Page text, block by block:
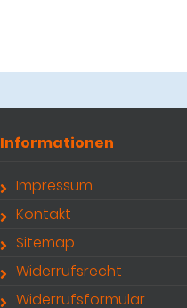
Informationen
Impressum
Kontakt
Sitemap
Widerrufsrecht
Widerrufsformular